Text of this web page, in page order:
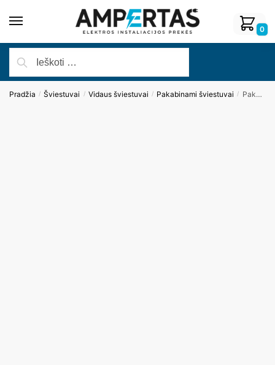
0
Pradžia / Šviestuvai / Vidaus šviestuvai / Pakabinami šviestuvai / Pakabinamas šviestuvas LOLLIPOP7 P0295